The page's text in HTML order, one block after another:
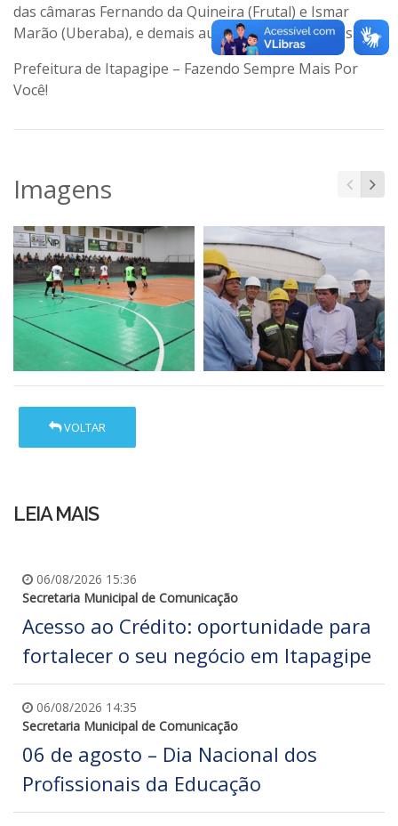
das câmaras Fernando da Quineira (Frutal) e Ismar
Marão (Uberaba), e demais autoridades municipais.
Prefeitura de Itapagipe – Fazendo Sempre Mais Por
Você!
Imagens
VOLTAR
LEIA MAIS
06/08/2026 15:36
Secretaria Municipal de Comunicação
Acesso ao Crédito: oportunidade para
fortalecer o seu negócio em Itapagipe
06/08/2026 14:35
Secretaria Municipal de Comunicação
06 de agosto – Dia Nacional dos
Profissionais da Educação